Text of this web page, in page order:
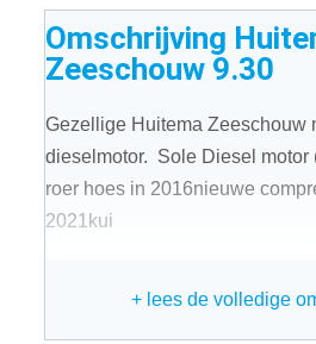
Omschrijving
Zeeschouw 9.30
Gezellige Huitema Zeeschouw
dieselmotor. Sole Diesel motor
roer hoes in 2016nieuwe
2021kui
+ lees de volledige